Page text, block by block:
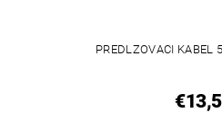
PREDLZOVACI KABEL